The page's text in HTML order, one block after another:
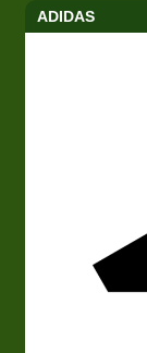
ADIDAS